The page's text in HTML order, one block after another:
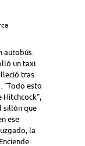
autobús.
un taxi.
tras
“Todo esto
Hitchcock”,
sillón que
ese
la